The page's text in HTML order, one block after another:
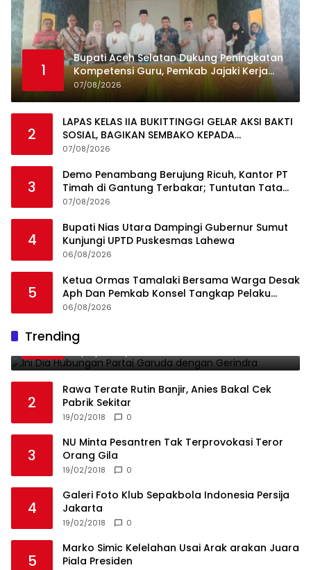
1
Bupati Aceh Selatan Dukung Peningkatan
Kompetensi Guru, Pemkab Jajaki Kerja
Sama dengan Pascasarjana USK
07/08/2026
2
LAPAS KELAS IIA BUKITTINGGI GELAR AKSI BAKTI
SOSIAL, BAGIKAN SEMBAKO KEPADA
MASYARAKAT SEKITAR
07/08/2026
3
Demo Penambang Berujung Ricuh, Kantor PT
Timah di Gantung Terbakar; Tuntutan Tata
Niaga Timah Jadi Sorotan
07/08/2026
4
Bupati Nias Utara Dampingi Gubernur Sumut
Kunjungi UPTD Puskesmas Lahewa
06/08/2026
5
Ketua Ormas Tamalaki Bersama Warga Desak
Aph Dan Pemkab Konsel Tangkap Pelaku
Angkut Cangkang Sawit Overload, Truk PT KAP
06/08/2026
Trending
1
Gerindra
2
Rawa Terate Rutin Banjir, Anies Bakal Cek
Pabrik Sekitar
19/02/2018 0
3
NU Minta Pesantren Tak Terprovokasi Teror
Orang Gila
19/02/2018 0
4
Galeri Foto Klub Sepakbola Indonesia Persija
Jakarta
19/02/2018 0
5
Marko Simic Kelelahan Usai Arak arakan Juara
Piala Presiden